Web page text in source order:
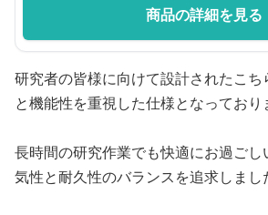
商品の詳細を見る
研究者の皆様に向けて設計されたこ
と機能性を重視した仕様となっており
長時間の研究作業でも快適にお過ごし
気性と耐久性のバランスを追求しまし